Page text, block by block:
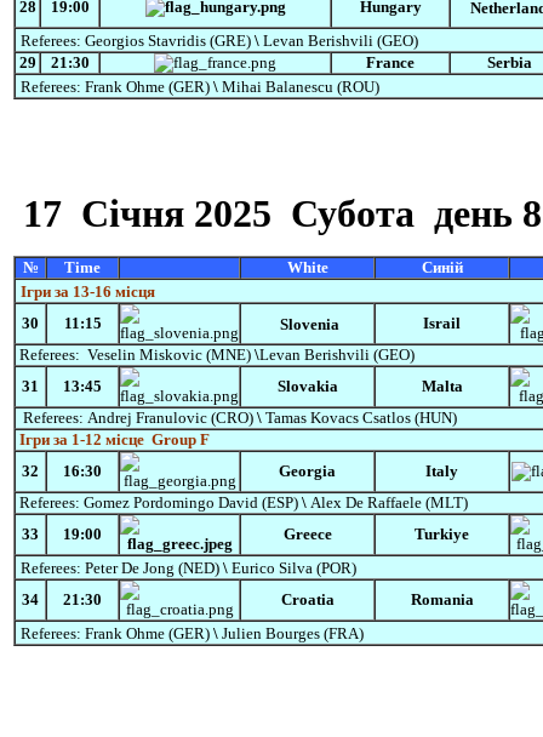
28 19:00 Hungary
Referees: Georgios Stavridis (GRE) \ Levan Berishvili (GEO)
29
21:30 France
Serbia
Referees: Frank Ohme (GER) \ Mihai Balanescu (ROU)
17 Cічня 2025 Субота день
№ Time White
Синій
Ігри за 13-16 місця
30
11:15 Slovenia
Israil
Referees: Veselin Miskovic (MNE) \Levan Berishvili (GEO)
31
13:45 Slovakia
Malta
Referees: Andrej Franulovic (CRO) \ Tamas Kovacs Csatlos (HUN)
Ігри за 1-12 місце Group F
32
16:30 Georgia
Italy
Referees: Gomez Pordomingo David (ESP) \ Alex De Raffaele (MLT)
33
19:00 Greece
Turkiye
Referees: Peter De Jong (NED) \ Eurico Silva (POR)
34
21:30 Croatia
Romania
Referees: Frank Ohme (GER) \ Julien Bourges (FRA)